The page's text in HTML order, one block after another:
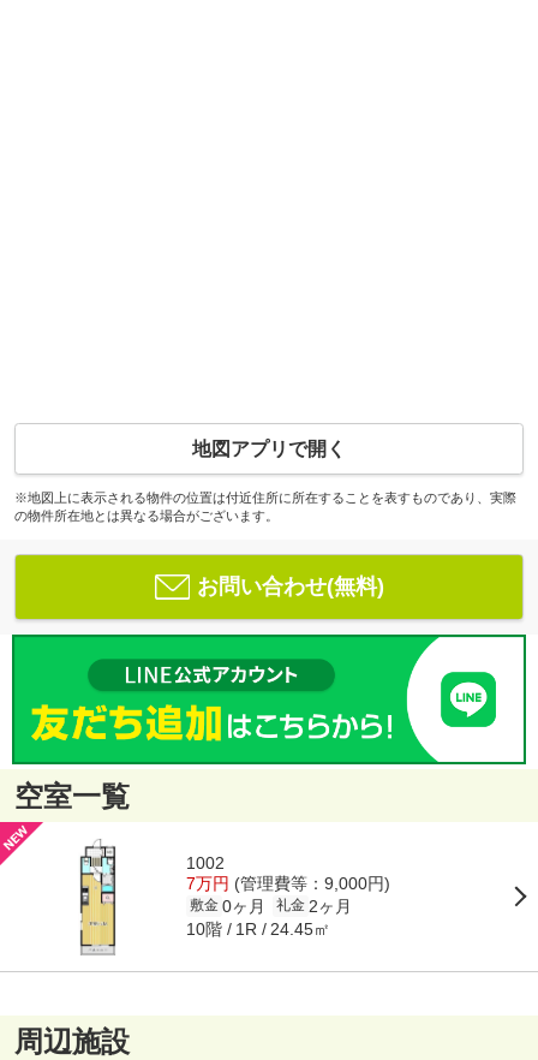
地図アプリで開く
※地図上に表示される物件の位置は付近住所に所在することを表すものであり、実際
の物件所在地とは異なる場合がございます。
お問い合わせ(無料)
空室一覧
1002
7万円 (管理費等：9,000円)
敷金 0ヶ月 礼金 2ヶ月
10階 1R 24.45㎡
周辺施設